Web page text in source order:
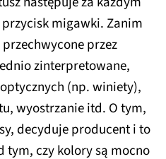
migawki. Zanim
przez
zinterpretowane,
(np. winiety),
wyostrzanie itd. O tym,
decyduje producent i to
tym, czy kolory są mocno